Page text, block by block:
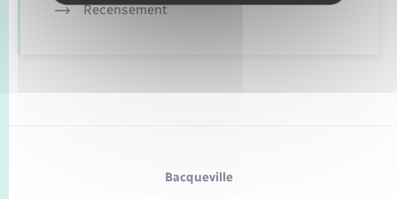
Recensement
Bacqueville